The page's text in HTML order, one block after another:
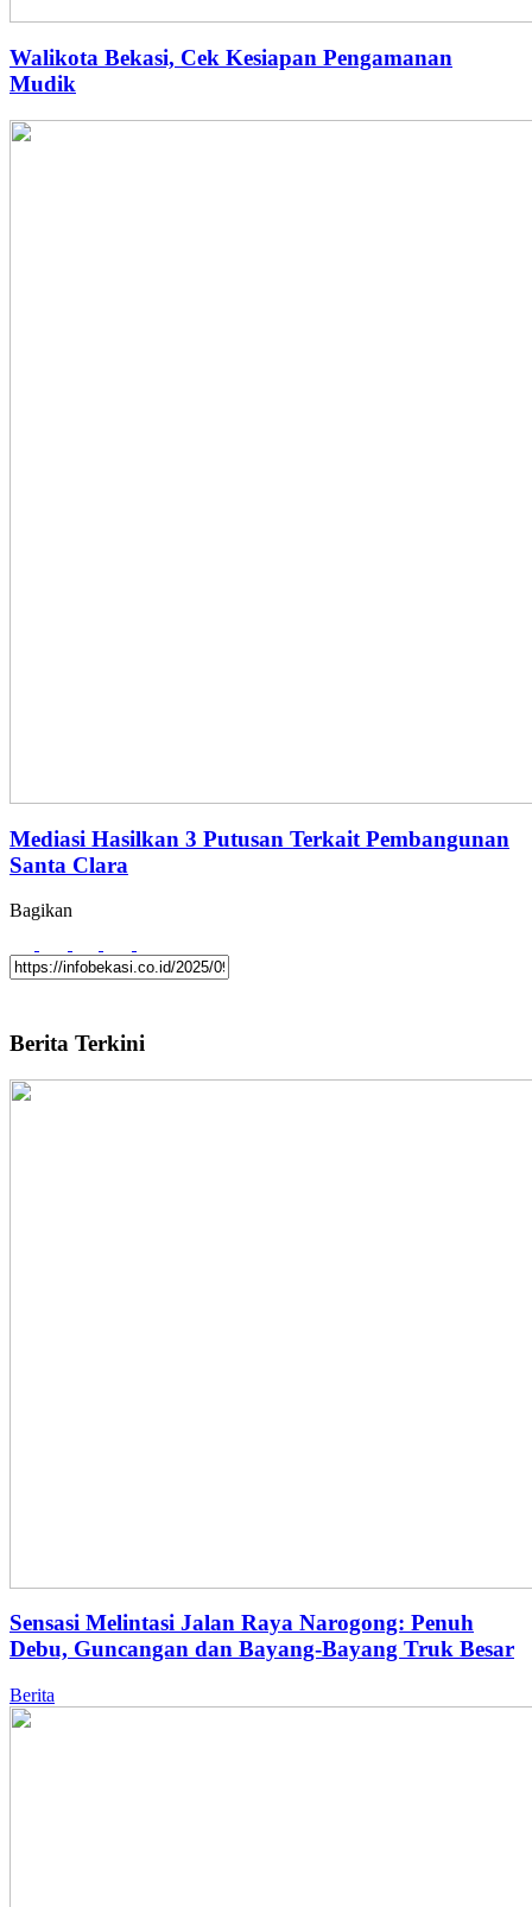
Walikota Bekasi, Cek Kesiapan Pengamanan
Mudik
Mediasi Hasilkan 3 Putusan Terkait Pembangunan
Santa Clara
Bagikan
Berita Terkini
Sensasi Melintasi Jalan Raya Narogong: Penuh
Debu, Guncangan dan Bayang-Bayang Truk Besar
Berita